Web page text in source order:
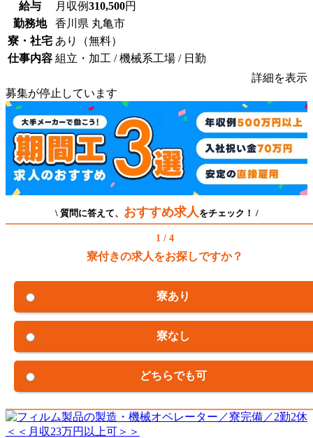
給与 月収例310,500円
勤務地
香川県 丸亀市
寮・社宅 あり（無料）
仕事内容 組立・加工 / 機械系工場 / 日勤
詳細を表示
募集が停止しています
\ 質問に答えて、 おすすめ求人 をチェック！ /
1 / 4
寮付きの求人をお探しですか？
寮あり
寮なし
どちらでも可